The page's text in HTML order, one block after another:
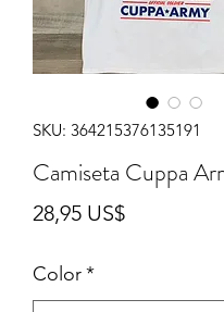
SKU: 364215376135191
Camiseta Cuppa
28,95 US$Precio
Color*